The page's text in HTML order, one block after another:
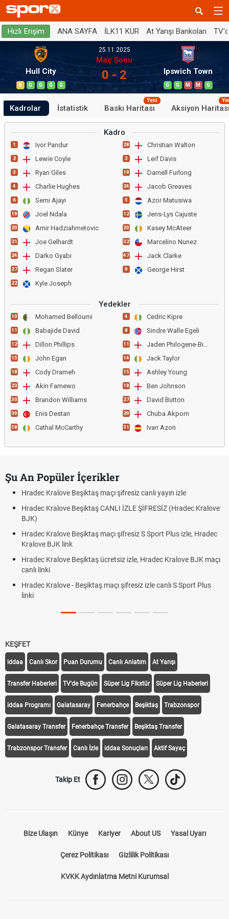
Hızlı Erişim ANA SAYFA İLK11 KUR At Yarışı Bankoları
Hull City
B G G G G
25.11.2025
Maç Sonu
0 - 2 Ipswich Town
G G M M G
Kadrolar İstatistik Baskı Haritası
Yeni
Aksiyon
Kadro
1 Ivor Pandur
2 Lewie Coyle
3 Ryan Giles
4 Charlie Hughes
6 Semi Ajayi
19 Joel Ndala
20 Amir Hadziahmetovic
21 Joe Gelhardt
24 Darko Gyabi
27 Regan Slater
22 Kyle Joseph
28 Christian Walton
3 Leif Davis
19 Darnell Furlong
24 Jacob Greaves
5 Azor Matusiwa
12 Jens-Lys Cajuste
20 Kasey McAteer
32 Marcelino Nunez
47 Jack Clarke
9 George Hirst
Yedekler
10 Mohamed Belloumi
11 Babajide David
12 Dillon Phillips
15 John Egan
18 Cody Drameh
23 Akin Famewo
30 Brandon Williams
39 Enis Destan
58 Cathal McCarthy
4 Cedric Kipre
8 Sindre Walle Egeli
11 Jaden Philogene-Bidace
14 Jack Taylor
15 Ashley Young
18 Ben Johnson
27 David Button
29 Chuba Akpom
31 Ivan Azon
Şu An Popüler İçerikler
Hradec Kralove Beşiktaş maçı şifresiz canlı yayın izle
Hradec Kralove Beşiktaş CANLI İZLE ŞİFRESİZ (Hradec Kralove
BJK)
Hradec Kralove Beşiktaş maçı şifresiz S Sport Plus izle, Hradec
Kralove BJK link
Hradec Kralove Beşiktaş ücretsiz izle, Hradec Kralove BJK maçı
canlı linki
Hradec Kralove - Beşiktaş maçı şifresiz izle canlı S Sport Plus
linki
KEŞFET
iddaa Canlı Skor Puan Durumu Canlı Anlatım At Yarışı
Transfer Haberleri TV'de Bugün Süper Lig Fikstür Süper Lig Haberleri
iddaa Programı Galatasaray Fenerbahçe Beşiktaş Trabzonspor
Galatasaray Transfer Fenerbahçe Transfer Beşiktaş Transfer
Trabzonspor Transfer Canlı İzle iddaa Sonuçları Aktif Sayaç
Takip Et
Bize Ulaşın Künye Kariyer About US Yasal Uyarı
Çerez Politikası Gizlilik Politikası
KVKK Aydınlatma Metni Kurumsal